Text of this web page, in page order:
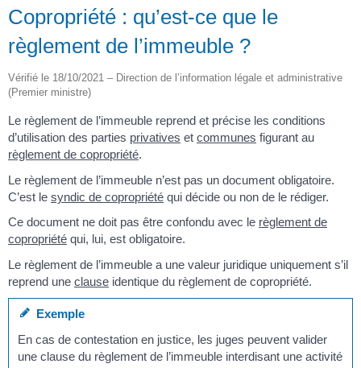
Copropriété : qu’est-ce que le
règlement de l’immeuble ?
Vérifié le 18/10/2021 – Direction de l’information légale et administrative
(Premier ministre)
Le règlement de l’immeuble reprend et précise les conditions
d’utilisation des parties privatives et communes figurant au
règlement de copropriété.
Le règlement de l’immeuble n’est pas un document obligatoire.
C’est le syndic de copropriété qui décide ou non de le rédiger.
Ce document ne doit pas être confondu avec le règlement de
copropriété qui, lui, est obligatoire.
Le règlement de l’immeuble a une valeur juridique uniquement s’il
reprend une clause identique du règlement de copropriété.
Exemple
En cas de contestation en justice, les juges peuvent valider
une clause du règlement de l’immeuble interdisant une activité